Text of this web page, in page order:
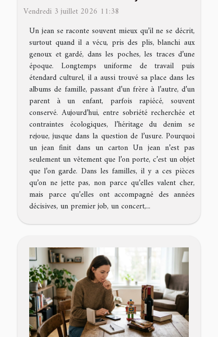
Vendredi 3 juillet 2026 11:38
Un jean se raconte souvent mieux qu’il ne se décrit,
surtout quand il a vécu, pris des plis, blanchi aux
genoux et gardé, dans les poches, les traces d’une
époque. Longtemps uniforme de travail puis
étendard culturel, il a aussi trouvé sa place dans les
albums de famille, passant d’un frère à l’autre, d’un
parent à un enfant, parfois rapiécé, souvent
conservé. Aujourd’hui, entre sobriété recherchée et
contraintes écologiques, l’héritage du denim se
rejoue, jusque dans la question de l’usure. Pourquoi
un jean finit dans un carton Un jean n’est pas
seulement un vêtement que l’on porte, c’est un objet
que l’on garde. Dans les familles, il y a ces pièces
qu’on ne jette pas, non parce qu’elles valent cher,
mais parce qu’elles ont accompagné des années
décisives, un premier job, un concert,...